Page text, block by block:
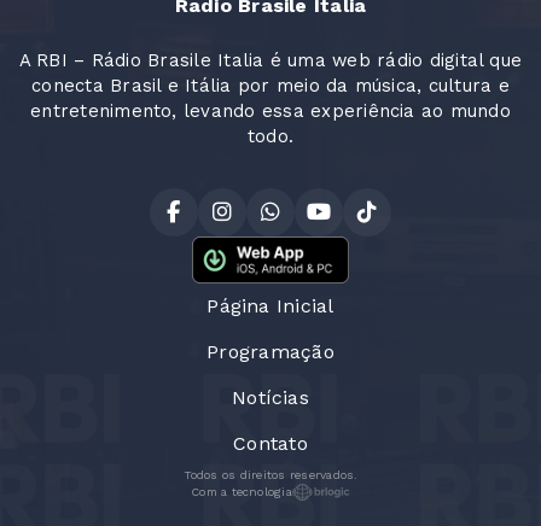
Radio Brasile Italia
A RBI – Rádio Brasile Italia é uma web rádio digital que
conecta Brasil e Itália por meio da música, cultura e
entretenimento, levando essa experiência ao mundo
todo.
Página Inicial
Programação
Notícias
Contato
Todos os direitos reservados.
Com a tecnologia